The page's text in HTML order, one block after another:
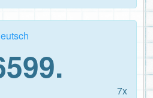
7x